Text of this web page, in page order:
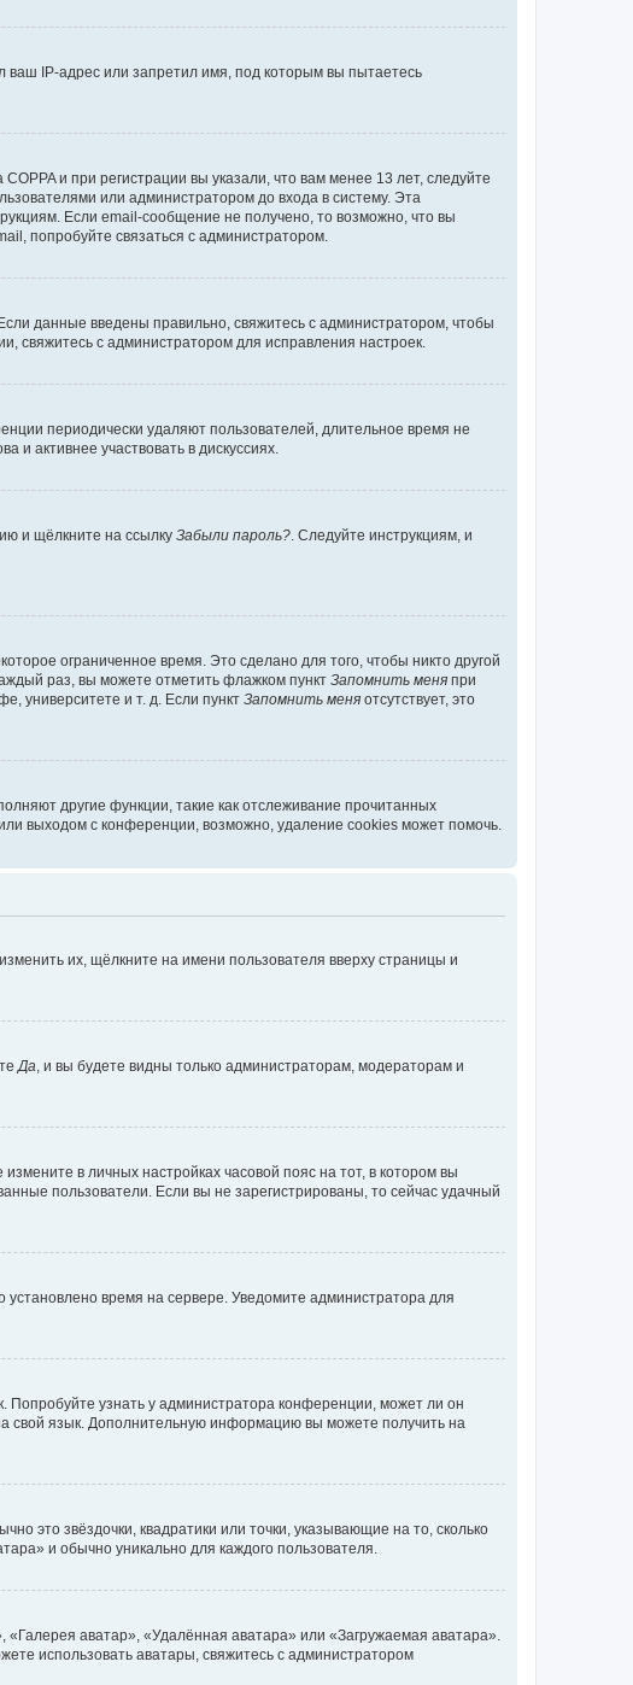
ваш IP-адрес или запретил имя, под которым вы пытаетесь
и при регистрации вы указали, что вам менее 13 лет, следуйте
или администратором до входа в систему. Эта
Если email-сообщение не получено, то возможно, что вы
попробуйте связаться с администратором.
данные введены правильно, свяжитесь с администратором, чтобы
свяжитесь с администратором для исправления настроек.
периодически удаляют пользователей, длительное время не
активнее участвовать в дискуссиях.
и щёлкните на ссылку Забыли пароль?. Следуйте инструкциям, и
ограниченное время. Это сделано для того, чтобы никто другой
раз, вы можете отметить флажком пункт Запомнить меня при
университете и т. д. Если пункт Запомнить меня отсутствует, это
другие функции, такие как отслеживание прочитанных
выходом с конференции, возможно, удаление cookies может помочь.
их, щёлкните на имени пользователя вверху страницы и
Да, и вы будете видны только администраторам, модераторам и
в личных настройках часовой пояс на тот, в котором вы
пользователи. Если вы не зарегистрированы, то сейчас удачный
время на сервере. Уведомите администратора для
узнать у администратора конференции, может ли он
свой язык. Дополнительную информацию вы можете получить на
это звёздочки, квадратики или точки, указывающие на то, сколько
и обычно уникально для каждого пользователя.
аватар», «Удалённая аватара» или «Загружаемая аватара».
использовать аватары, свяжитесь с администратором